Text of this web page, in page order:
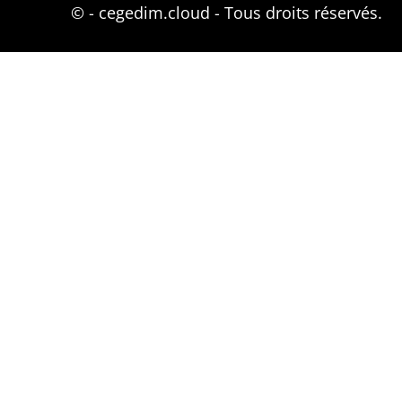
© - cegedim.cloud - Tous droits réservés.